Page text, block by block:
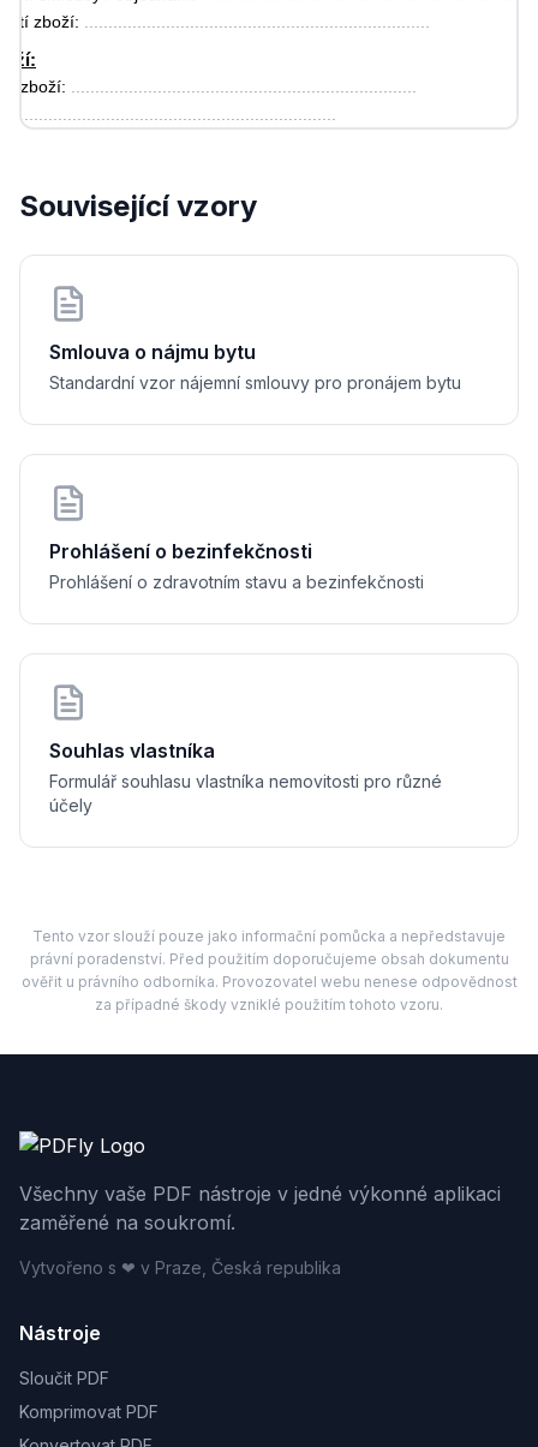
zboží:
zboží: ........................................................................
kupní ceny na:
vráceno do 14 dnů od odeslání tohoto odstoupení.
   dne
............................
Související vzory
Smlouva o nájmu bytu
Standardní vzor nájemní smlouvy pro pronájem bytu
Prohlášení o bezinfekčnosti
Prohlášení o zdravotním stavu a bezinfekčnosti
Souhlas vlastníka
Formulář souhlasu vlastníka nemovitosti pro různé
účely
Tento vzor slouží pouze jako informační pomůcka a nepředstavuje
právní poradenství. Před použitím doporučujeme obsah dokumentu
ověřit u právního odborníka. Provozovatel webu nenese odpovědnost
za případné škody vzniklé použitím tohoto vzoru.
Všechny vaše PDF nástroje v jedné výkonné aplikaci
zaměřené na soukromí.
Vytvořeno s ❤ v Praze, Česká republika
Nástroje
Sloučit PDF
Komprimovat PDF